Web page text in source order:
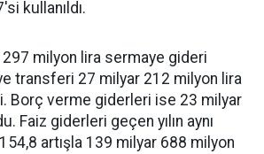
kullanıldı.
milyon lira sermaye gideri
transferi 27 milyar 212 milyon lira
Borç verme giderleri ise 23 milyar
Faiz giderleri geçen yılın aynı
artışla 139 milyar 688 milyon